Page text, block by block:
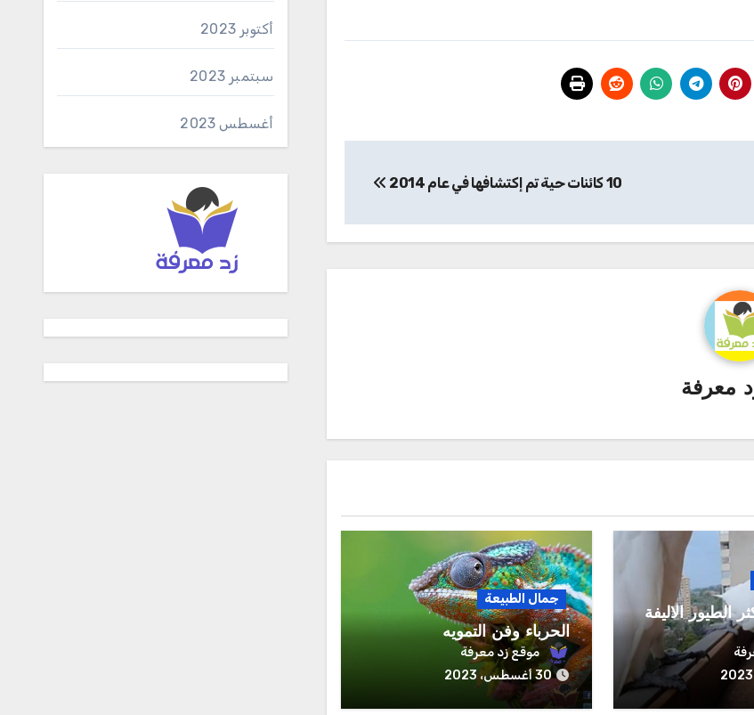
10 كائنات حية تم إكتشافها في عام 2014
معرفة
الطيور الاليفة
جمال الطبيعة
الحرباء وفن التمويه
موقع زد معرفة
30 أغسطس، 2023
أكتوبر 2023
سبتمبر 2023
أغسطس 2023